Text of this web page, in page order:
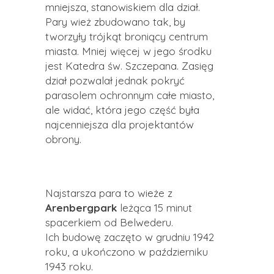
mniejsza, stanowiskiem dla dział.
Pary wież zbudowano tak, by
tworzyły trójkąt broniący centrum
miasta. Mniej więcej w jego środku
jest Katedra św. Szczepana. Zasięg
dział pozwalał jednak pokryć
parasolem ochronnym całe miasto,
ale widać, która jego część była
najcenniejsza dla projektantów
obrony.
Najstarsza para to wieże z
Arenbergpark leżąca 15 minut
spacerkiem od Belwederu.
Ich budowę zaczęto w grudniu 1942
roku, a ukończono w październiku
1943 roku.